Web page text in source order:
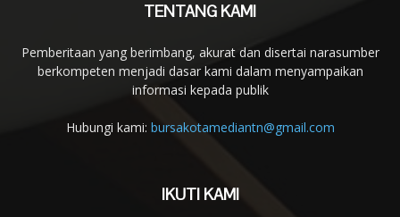
TENTANG KAMI
Pemberitaan yang berimbang, akurat dan disertai narasumber
berkompeten menjadi dasar kami dalam menyampaikan
informasi kepada publik
Hubungi kami: bursakotamediantn@gmail.com
IKUTI KAMI